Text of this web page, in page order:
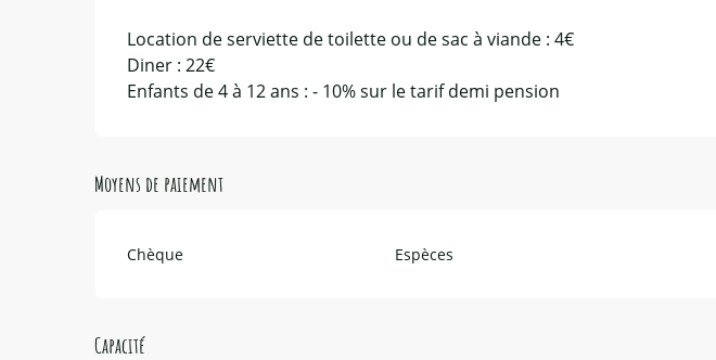
Location de serviette de toilette ou de sac à viande : 4€
Diner : 22€
Enfants de 4 à 12 ans : - 10% sur le tarif demi pension
Moyens de paiement
Chèque Espèces
Capacité